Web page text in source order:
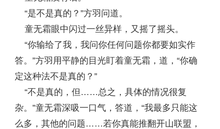
“是不是真的？”方羽问道。
童无霜眼中闪过一丝异样，又摇了摇头。
“你输给了我，我问你任何问题你都要如实作
答。”方羽用平静的目光盯着童无霜，道，“你确
定这种法不是真的？”
“不是真的，但……总之，具体的情况很复
杂。”童无霜深吸一口气，答道，“我最多只能这
么多，其他的问题……若你真能推翻开山联盟，